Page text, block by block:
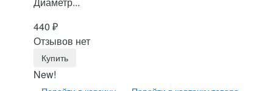
440 ₽
Отзывов нет
New!